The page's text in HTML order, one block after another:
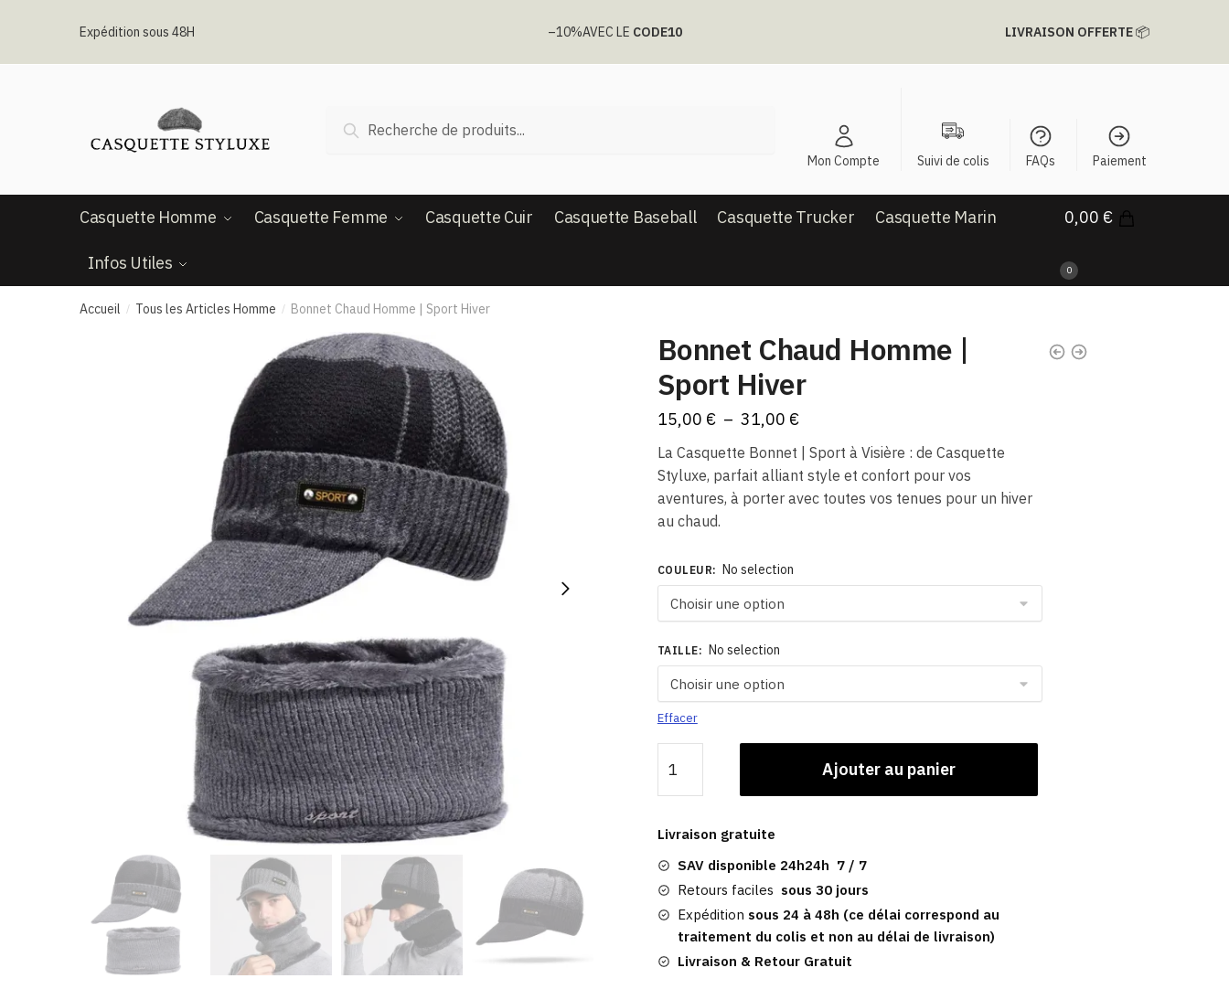
Expédition sous 48H –10%AVEC LE CODE10 LIVRAISON OFFERTE📦
pour :
Recherche
Mon Compte Suivi de colis FAQs Paiement
Casquette Homme Casquette Femme Casquette Cuir Casquette Baseball Casquette Trucker Casquette Marin
Infos Utiles
0,00 €
0
Accueil / Tous les Articles Homme / Bonnet Chaud Homme | Sport Hiver
Bonnet Chaud Homme |
Sport Hiver
15,00 € – 31,00 €Plage
de
prix :
15,00 €
La Casquette Bonnet | Sport à Visière : de Casquette
Styluxe, parfait alliant style et confort pour vos
aventures, à porter avec toutes vos tenues pour un hiver
au chaud.
COULEUR: No selection
TAILLE: No selection
Effacer
de
Bonnet
Homme
|
Sport
Hiver
Ajouter au panier
Livraison gratuite
SAV disponible 24h24h 7 / 7
Retours faciles sous 30 jours
Expédition sous 24 à 48h (ce délai correspond au
traitement du colis et non au délai de livraison)
Livraison & Retour Gratuit